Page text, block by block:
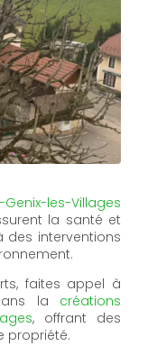
les-Villages
la santé et
des interventions
faites appel à
la créations
, offrant des
propriété.